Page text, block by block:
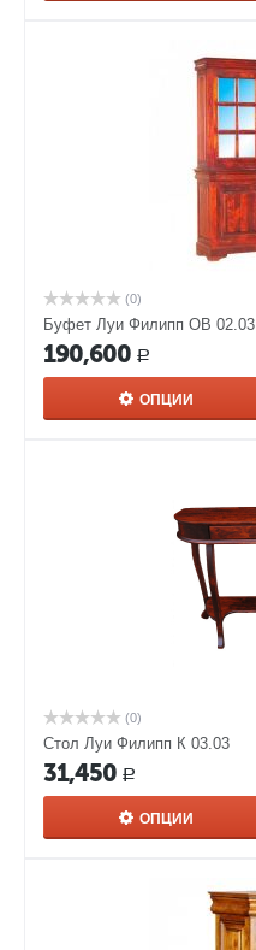
(0)
Буфет Луи Филипп ОВ 02.03
190,600 Р
ОПЦИИ
(0)
Стол Луи Филипп К 03.03
31,450 Р
ОПЦИИ